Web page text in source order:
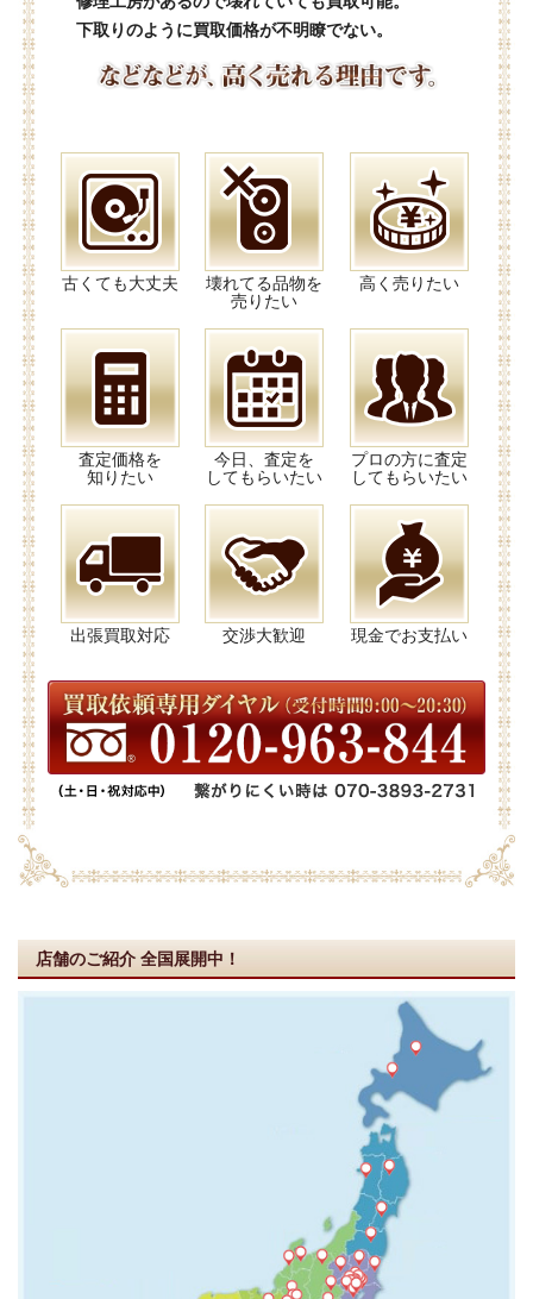
下取りのように買取価格が不明瞭でない。
古くても大丈夫
壊れてる品物を
売りたい
高く売りたい
査定価格を
知りたい
今日、査定を
してもらいたい
プロの方に査定
してもらいたい
出張買取対応 交渉大歓迎 現金でお支払い
店舗のご紹介 全国展開中！